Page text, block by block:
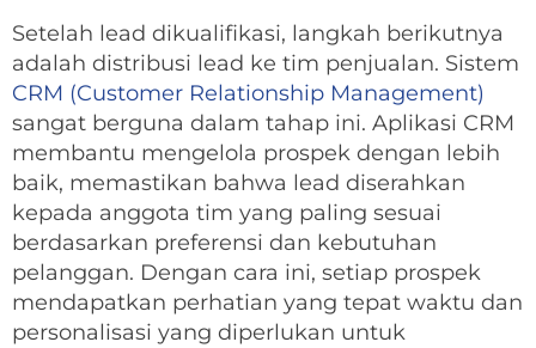
Setelah lead dikualifikasi, langkah berikutnya
adalah distribusi lead ke tim penjualan. Sistem
CRM (Customer Relationship Management)
sangat berguna dalam tahap ini. Aplikasi CRM
membantu mengelola prospek dengan lebih
baik, memastikan bahwa lead diserahkan
kepada anggota tim yang paling sesuai
berdasarkan preferensi dan kebutuhan
pelanggan. Dengan cara ini, setiap prospek
mendapatkan perhatian yang tepat waktu dan
personalisasi yang diperlukan untuk